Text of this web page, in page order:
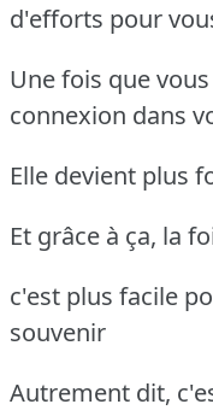
d'efforts pour
Une fois que
connexion dans
Elle devient plus
Et grâce à ça, la
c'est plus facile
souvenir
Autrement dit,